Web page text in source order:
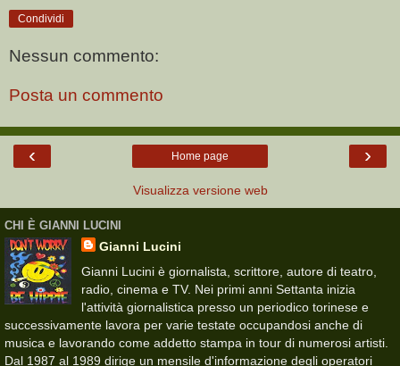
Condividi
Nessun commento:
Posta un commento
‹ ›
Home page
Visualizza versione web
CHI È GIANNI LUCINI
Gianni Lucini
Gianni Lucini è giornalista, scrittore, autore di teatro,
radio, cinema e TV. Nei primi anni Settanta inizia
l'attività giornalistica presso un periodico torinese e
successivamente lavora per varie testate occupandosi anche di
musica e lavorando come addetto stampa in tour di numerosi artisti.
Dal 1987 al 1989 dirige un mensile d'informazione degli operatori